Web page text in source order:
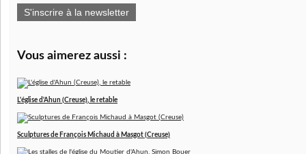
S'inscrire à la newsletter
Vous aimerez aussi :
L'église d'Ahun (Creuse), le retable
Sculptures de François Michaud à Masgot (Creuse)